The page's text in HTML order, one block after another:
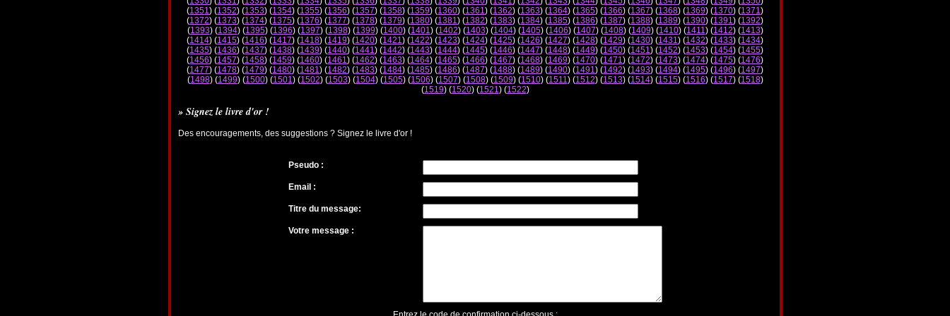
(1351) (1352) (1353) (1354) (1355) (1356) (1357) (1358) (1359) (1360) (1361) (1362) (1363) (1364) (1365) (1366) (1367) (1368) (1369) (1370) (1371)
(1372) (1373) (1374) (1375) (1376) (1377) (1378) (1379) (1380) (1381) (1382) (1383) (1384) (1385) (1386) (1387) (1388) (1389) (1390) (1391) (1392)
(1393) (1394) (1395) (1396) (1397) (1398) (1399) (1400) (1401) (1402) (1403) (1404) (1405) (1406) (1407) (1408) (1409) (1410) (1411) (1412) (1413)
(1414) (1415) (1416) (1417) (1418) (1419) (1420) (1421) (1422) (1423) (1424) (1425) (1426) (1427) (1428) (1429) (1430) (1431) (1432) (1433) (1434)
(1435) (1436) (1437) (1438) (1439) (1440) (1441) (1442) (1443) (1444) (1445) (1446) (1447) (1448) (1449) (1450) (1451) (1452) (1453) (1454) (1455)
(1456) (1457) (1458) (1459) (1460) (1461) (1462) (1463) (1464) (1465) (1466) (1467) (1468) (1469) (1470) (1471) (1472) (1473) (1474) (1475) (1476)
(1477) (1478) (1479) (1480) (1481) (1482) (1483) (1484) (1485) (1486) (1487) (1488) (1489) (1490) (1491) (1492) (1493) (1494) (1495) (1496) (1497)
(1498) (1499) (1500) (1501) (1502) (1503) (1504) (1505) (1506) (1507) (1508) (1509) (1510) (1511) (1512) (1513) (1514) (1515) (1516) (1517) (1518)
(1519) (1520) (1521) (1522)
» Signez le livre d'or !
Des encouragements, des suggestions ? Signez le livre d'or !
Pseudo :
Email :
Titre du message:
Votre message :